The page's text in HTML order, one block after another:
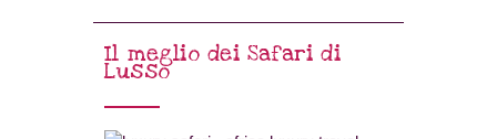
Il meglio dei Safari di
Lusso